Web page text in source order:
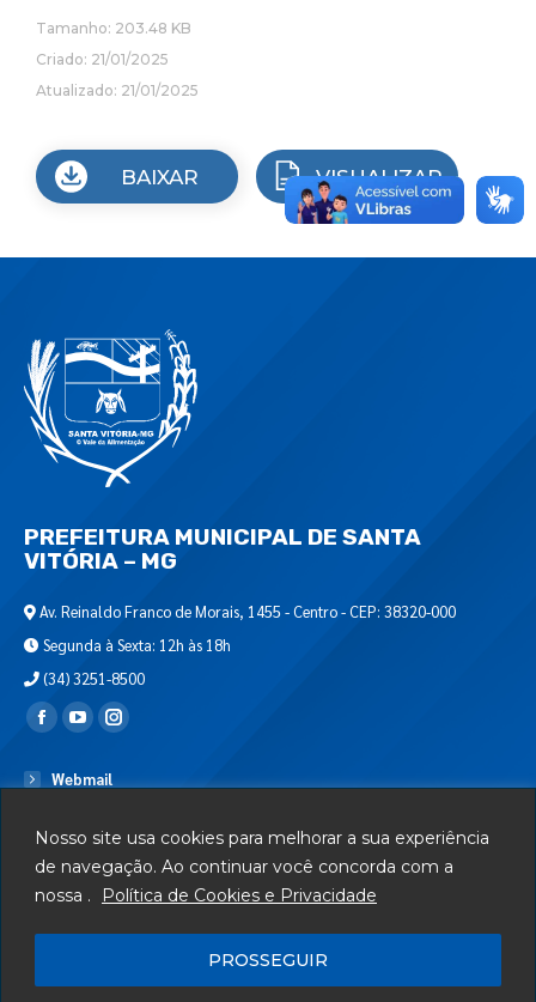
Nosso site usa cookies para melhorar a sua experiência
de navegação. Ao continuar você concorda com a
nossa .
Política de Cookies e Privacidade
PROSSEGUIR
Tamanho: 203.48 KB
Criado: 21/01/2025
Atualizado: 21/01/2025
BAIXAR VISUALIZAR
PREFEITURA MUNICIPAL DE SANTA
VITÓRIA – MG
Av. Reinaldo Franco de Morais, 1455 - Centro - CEP: 38320-000
Segunda à Sexta: 12h às 18h
(34) 3251-8500
Encontre-nos em:
Webmail
Serviços
Telefones Úteis